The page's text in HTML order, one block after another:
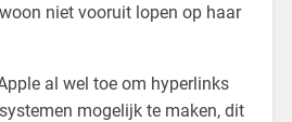
niet vooruit lopen op haar
al wel toe om hyperlinks
mogelijk te maken, dit